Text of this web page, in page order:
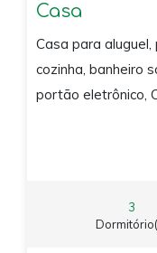
Casa
Casa para
cozinha, banheiro
portão eletrônico,
3